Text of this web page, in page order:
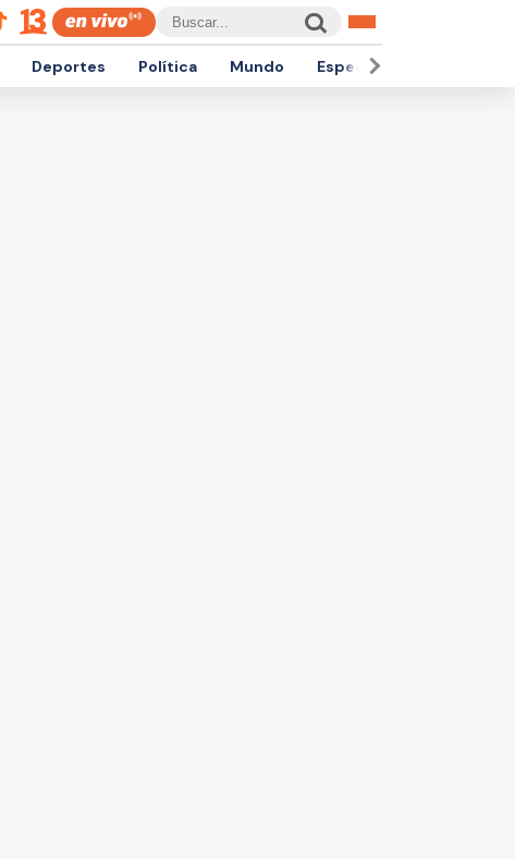
Deportes Política Mundo Espectáculos